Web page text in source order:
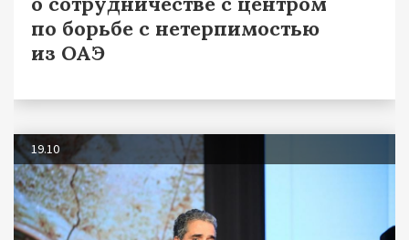
по борьбе с нетерпимостью
из ОАЭ
19.10